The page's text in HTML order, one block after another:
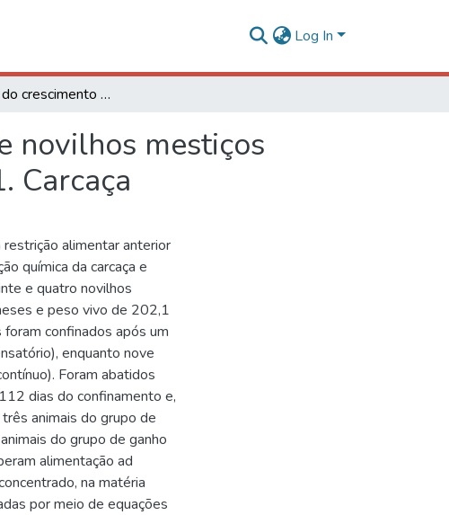
Log In
Avaliação do crescimento de tecidos e órgãos de novilhos mestiços Holandês-Gir durante o ganho compensatório. 1. Carcaça
novilhos mestiços
Carcaça
alimentar anterior
química da carcaça e
e quatro novilhos
e peso vivo de 202,1
confinados após um
enquanto nove
Foram abatidos
dias do confinamento e,
animais do grupo de
do grupo de ganho
alimentação ad
na matéria
por meio de equações